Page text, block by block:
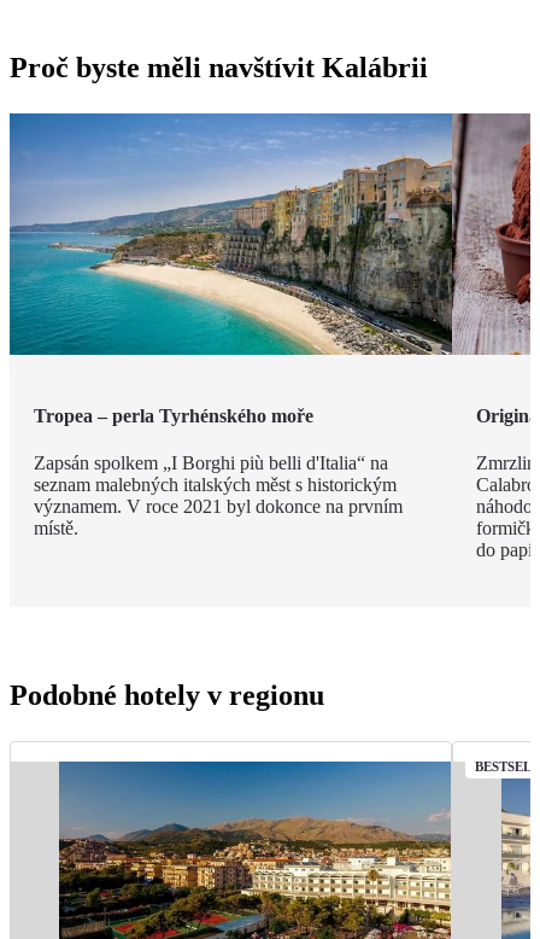
Proč byste měli navštívit Kalábrii
Tropea – perla Tyrhénského moře
Zapsán spolkem „I Borghi più belli d'Italia“ na
seznam malebných italských měst s historickým
významem. V roce 2021 byl dokonce na prvním
místě.
do
Podobné hotely v regionu